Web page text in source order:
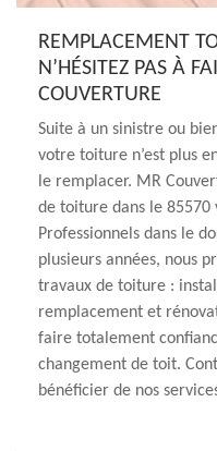
REMPLACEMENT
N’HÉSITEZ PAS À
COUVERTURE
Suite à un sinistre ou
votre toiture n’est plus
le remplacer. MR
de toiture dans le 85570
Professionnels dans le
plusieurs années, nous
travaux de toiture :
remplacement et
faire totalement
changement de toit.
bénéficier de nos